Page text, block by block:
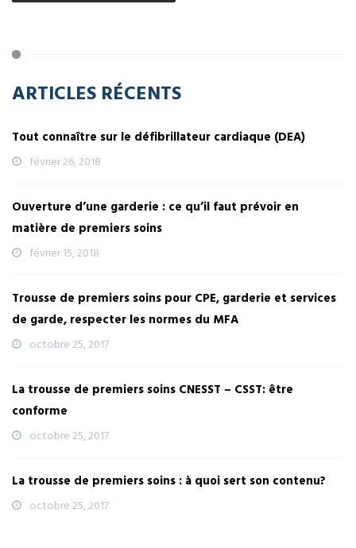
ARTICLES RÉCENTS
Tout connaître sur le défibrillateur cardiaque (DEA)
février 26, 2018
Ouverture d’une garderie : ce qu’il faut prévoir en
matière de premiers soins
février 15, 2018
Trousse de premiers soins pour CPE, garderie et services
de garde, respecter les normes du MFA
octobre 25, 2017
La trousse de premiers soins CNESST – CSST: être
conforme
octobre 25, 2017
La trousse de premiers soins : à quoi sert son contenu?
octobre 25, 2017